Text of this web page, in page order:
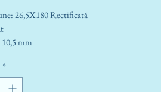
26,5X180 Rectificată
mm
*